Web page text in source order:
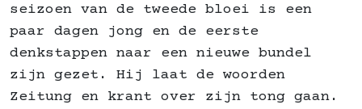
seizoen van de tweede bloei is een
paar dagen jong en de eerste
denkstappen naar een nieuwe bundel
zijn gezet. Hij laat de woorden
Zeitung en krant over zijn tong gaan.